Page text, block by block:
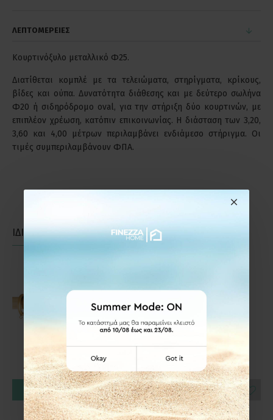
ΛΕΠΤΟΜΕΡΕΙΕΣ
Κουρτινόξυλο μεταλλικό Φ25.
Διατίθεται κομπλέ με τα τελειώματα, στηρίγματα, κρίκους,
βίδες και ούπα. Δυνατότητα διάθεσης και με δεύτερο σωλήνα
Φ20 ή σιδηρόδρομο oval, για την στήριξη δύο κουρτινών, με
επιπλέον χρέωση, κατόπιν επικοινωνίας. Η διάσταση των 3,20,
3,60 και 4,00 μέτρων περιλαμβάνει ενδιάμεσο στήριγμα. Οι
τιμές συμπεριλαμβάνουν ΦΠΑ.
ΙΔΙΑΣ ΚΑΤΗΓΟΡΙΑΣ ΙΔΙΑΣ ΕΤΑΙΡΕΙΑΣ
Frans Interior Design
ΚΑΛΆΘΙ
Frans Interior Design
ΚΑΛΆΘΙ